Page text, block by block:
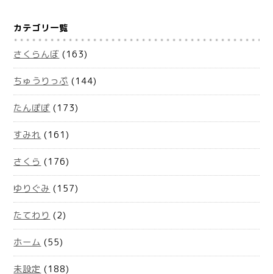
カテゴリ一覧
さくらんぼ (163)
ちゅうりっぷ (144)
たんぽぽ (173)
すみれ (161)
さくら (176)
ゆりぐみ (157)
たてわり (2)
ホーム (55)
未設定 (188)